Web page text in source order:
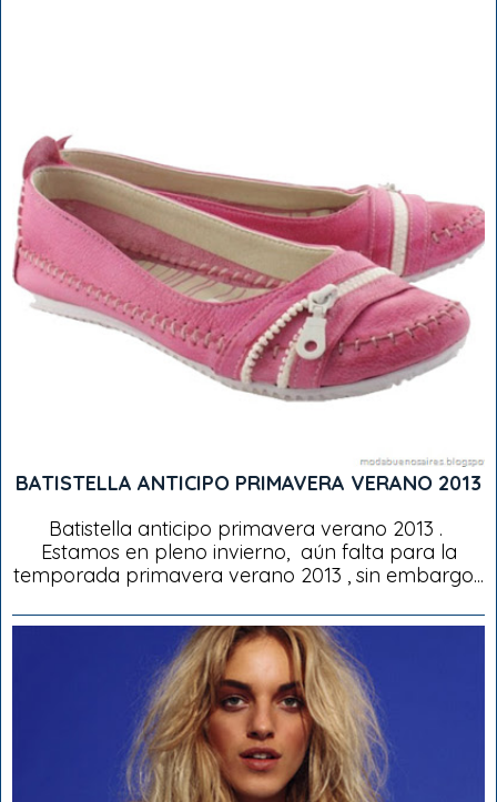
BATISTELLA ANTICIPO PRIMAVERA VERANO 2013
Batistella anticipo primavera verano 2013 .
Estamos en pleno invierno, aún falta para la
temporada primavera verano 2013 , sin embargo...